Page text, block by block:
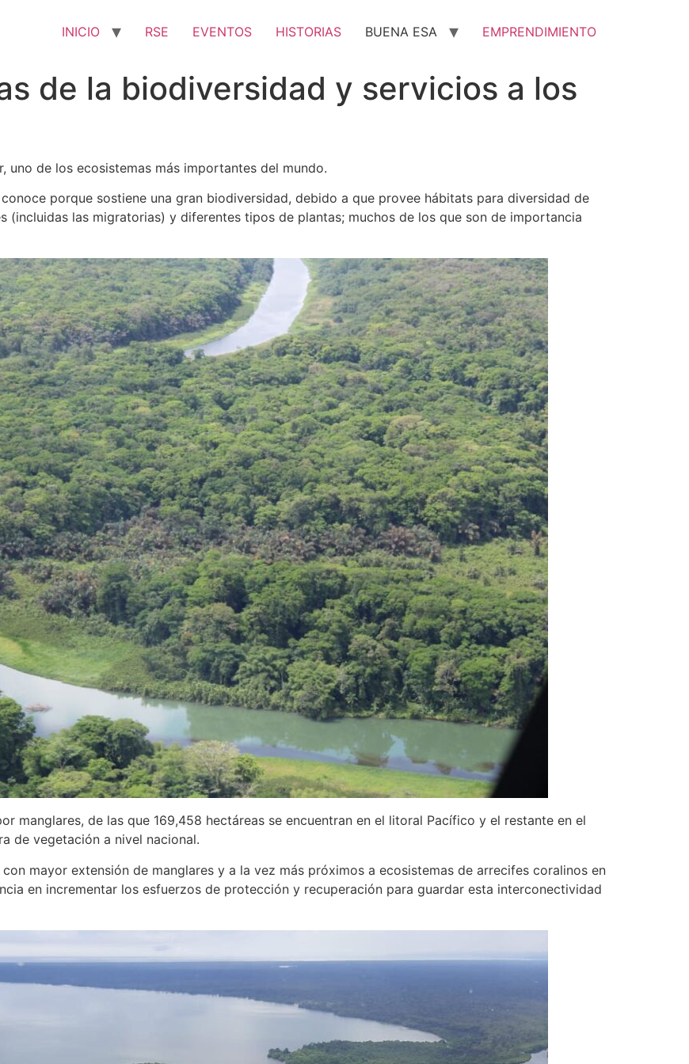
INICIO RSE EVENTOS HISTORIAS BUENA ESA EMPRENDIMIENTO
de la biodiversidad y servicios a los
uno de los ecosistemas más importantes del mundo.
porque sostiene una gran biodiversidad, debido a que provee hábitats para diversidad de
(incluidas las migratorias) y diferentes tipos de plantas; muchos de los que son de importancia
manglares, de las que 169,458 hectáreas se encuentran en el litoral Pacífico y el restante en el
de vegetación a nivel nacional.
mayor extensión de manglares y a la vez más próximos a ecosistemas de arrecifes coralinos en
en incrementar los esfuerzos de protección y recuperación para guardar esta interconectividad